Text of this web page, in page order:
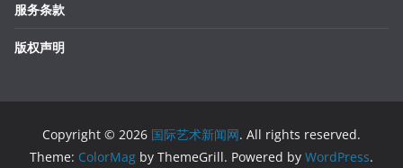
服务条款
版权声明
Copyright © 2026 国际艺术新闻网. All rights reserved.
Theme: ColorMag by ThemeGrill. Powered by WordPress.